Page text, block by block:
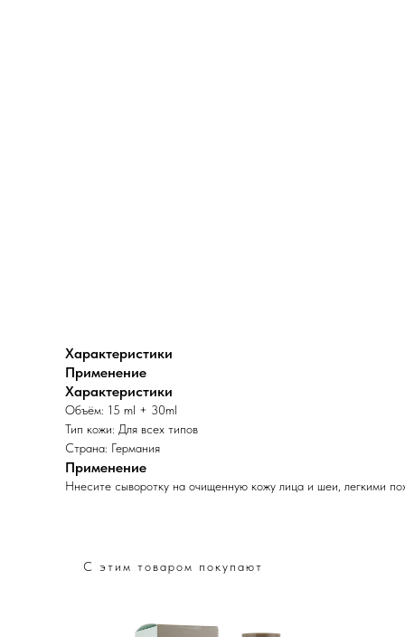
Характеристики
Применение
Характеристики
Объём: 15 ml + 30ml
Тип кожи: Для всех типов
Страна: Германия
Применение
Ннесите сыворотку на очищенную кожу лица и шеи, легкими
С этим товаром покупают